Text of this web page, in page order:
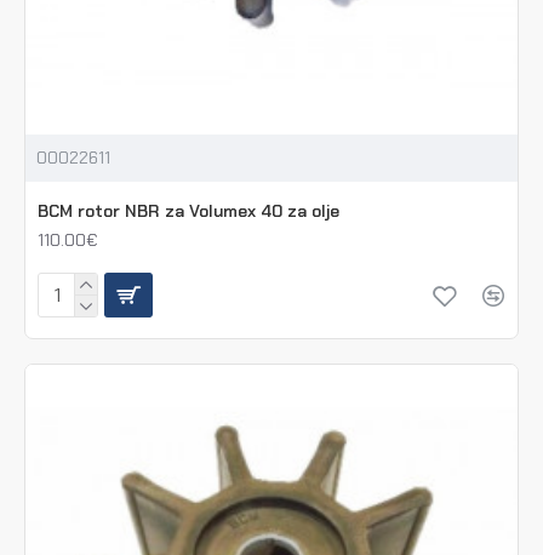
00022611
BCM rotor NBR za Volumex 40 za olje
110.00€